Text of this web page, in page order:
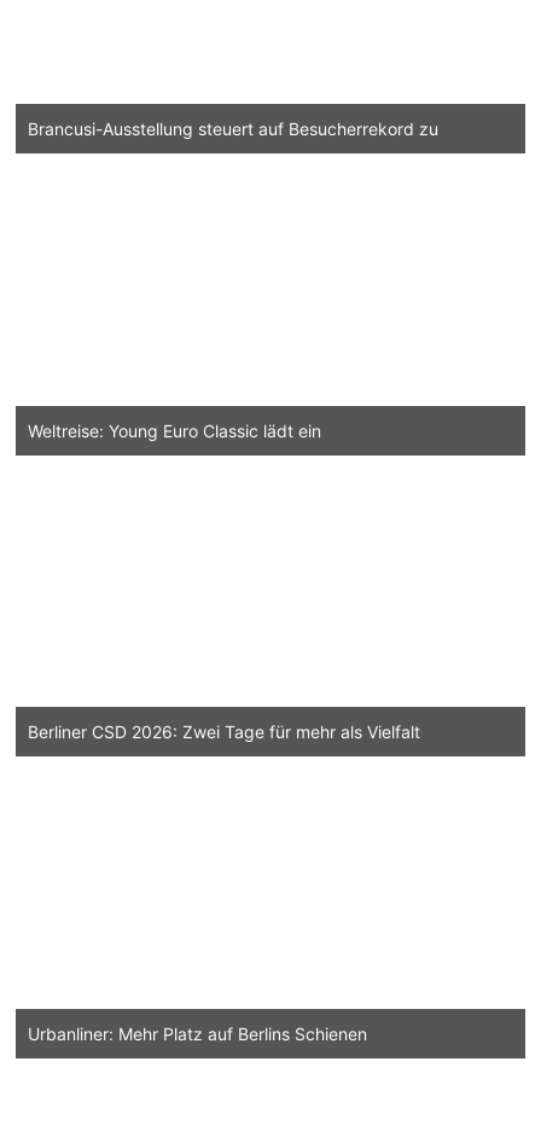
Brancusi-Ausstellung steuert auf Besucherrekord zu
Weltreise: Young Euro Classic lädt ein
Berliner CSD 2026: Zwei Tage für mehr als Vielfalt
Urbanliner: Mehr Platz auf Berlins Schienen